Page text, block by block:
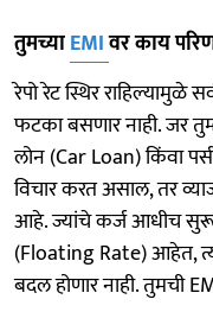
तुमच्याEMIवर काय
रेपो रेट स्थिर राहिल्यामुळे
फटका बसणार नाही. जर
लोन (Car Loan) किंवा
विचार करत असाल, तर
आहे. ज्यांचे कर्ज आधीच
(Floating Rate) आहेत,
बदल होणार नाही. तुमची